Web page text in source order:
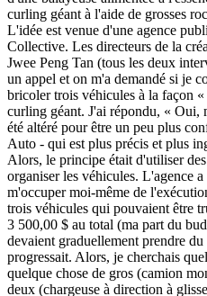
curling géant à l'aide de grosses
L'idée est venue d'une agence
Collective. Les directeurs de la
Jwee Peng Tan (tous les deux
un appel et on m'a demandé si je
bricoler trois véhicules à la façon
curling géant. J'ai répondu, «
été altéré pour être un peu plus
Auto - qui est plus précis et plus
Alors, le principe était d'utiliser
organiser les véhicules. L'agence a
m'occuper moi-même de
trois véhicules qui pouvaient être
3 500,00 $ au total (ma part du
devaient graduellement prendre
progressait. Alors, je cherchais
quelque chose de gros (camion
deux (chargeuse à direction à